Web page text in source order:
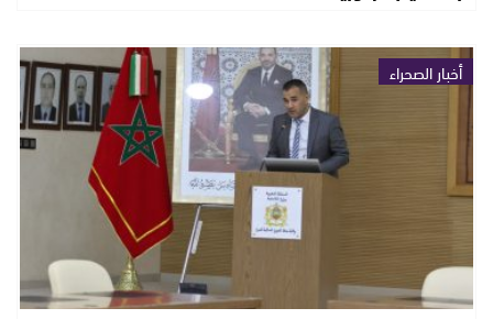
أخبار الصحراء